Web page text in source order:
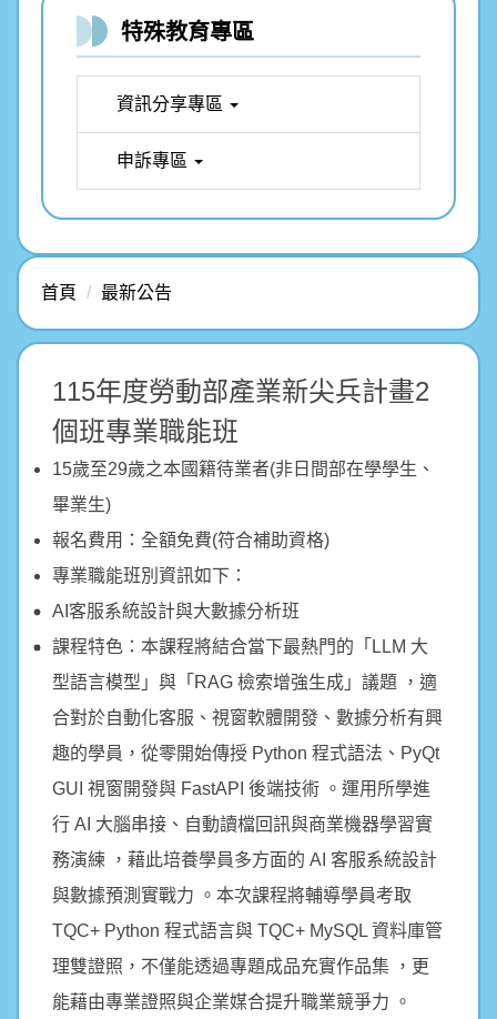
特殊教育專區
資訊分享專區
申訴專區
首頁 最新公告
115年度勞動部產業新尖兵計畫2
個班專業職能班
15歲至29歲之本國籍待業者(非日間部在學學生、
畢業生)
報名費用：全額免費(符合補助資格)
專業職能班別資訊如下：
AI客服系統設計與大數據分析班
課程特色：本課程將結合當下最熱門的「LLM 大
型語言模型」與「RAG 檢索增強生成」議題 ，適
合對於自動化客服、視窗軟體開發、數據分析有興
趣的學員，從零開始傳授 Python 程式語法、PyQt
GUI 視窗開發與 FastAPI 後端技術 。運用所學進
行 AI 大腦串接、自動讀檔回訊與商業機器學習實
務演練 ，藉此培養學員多方面的 AI 客服系統設計
與數據預測實戰力 。本次課程將輔導學員考取
TQC+ Python 程式語言與 TQC+ MySQL 資料庫管
理雙證照，不僅能透過專題成品充實作品集 ，更
能藉由專業證照與企業媒合提升職業競爭力 。